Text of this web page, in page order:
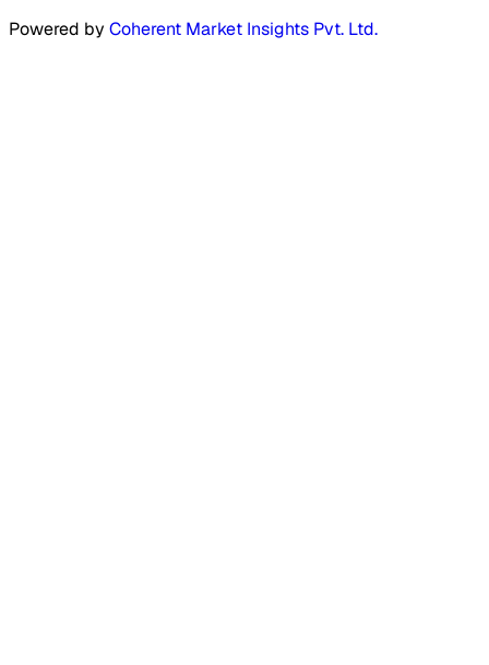
Powered by Coherent Market Insights Pvt. Ltd.